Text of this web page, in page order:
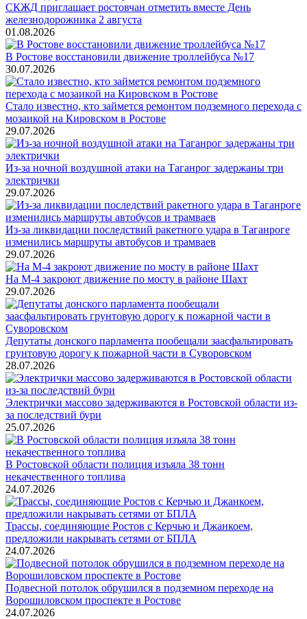
СКЖД приглашает ростовчан отметить вместе День
железнодорожника 2 августа
01.08.2026
В Ростове восстановили движение троллейбуса №17
30.07.2026
Стало известно, кто займется ремонтом подземного перехода с
мозаикой на Кировском в Ростове
29.07.2026
Из-за ночной воздушной атаки на Таганрог задержаны три
электрички
29.07.2026
Из-за ликвидации последствий ракетного удара в Таганроге
изменились маршруты автобусов и трамваев
29.07.2026
На М-4 закроют движение по мосту в районе Шахт
29.07.2026
Депутаты донского парламента пообещали заасфальтировать
грунтовую дорогу к пожарной части в Суворовском
28.07.2026
Электрички массово задерживаются в Ростовской области из-
за последствий бури
25.07.2026
В Ростовской области полиция изъяла 38 тонн
некачественного топлива
24.07.2026
Трассы, соединяющие Ростов с Керчью и Джанкоем,
предложили накрывать сетями от БПЛА
24.07.2026
Подвесной потолок обрушился в подземном переходе на
Ворошиловском проспекте в Ростове
24.07.2026